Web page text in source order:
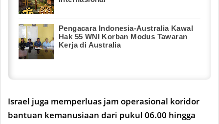
Pengacara Indonesia-Australia Kawal
Hak 55 WNI Korban Modus Tawaran
Kerja di Australia
Israel juga memperluas jam operasional koridor
bantuan kemanusiaan dari pukul 06.00 hingga